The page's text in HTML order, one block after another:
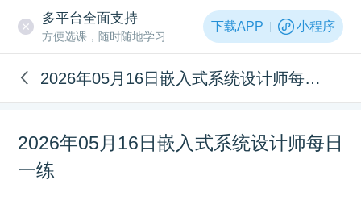
多平台全面支持
方便选课，随时随地学习
下载APP 小程序
2026年05月16日嵌入式系统设计师每日一练
2026年05月16日嵌入式系统设计师每日
一练